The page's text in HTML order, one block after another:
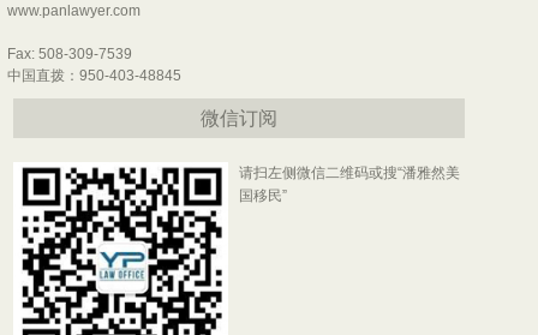
www.panlawyer.com
Fax: 508-309-7539
中国直拨：950-403-48845
微信订阅
请扫左侧微信二维码或搜“潘雅然美
国移民”